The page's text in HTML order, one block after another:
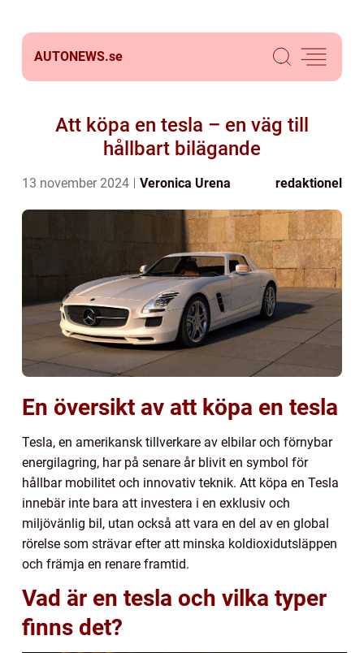
AUTONEWS.se
Att köpa en tesla – en väg till
hållbart bilägande
13 november 2024 Veronica Urena redaktionel
En översikt av att köpa en tesla
Tesla, en amerikansk tillverkare av elbilar och förnybar
energilagring, har på senare år blivit en symbol för
hållbar mobilitet och innovativ teknik. Att köpa en Tesla
innebär inte bara att investera i en exklusiv och
miljövänlig bil, utan också att vara en del av en global
rörelse som strävar efter att minska koldioxidutsläppen
och främja en renare framtid.
Vad är en tesla och vilka typer
finns det?